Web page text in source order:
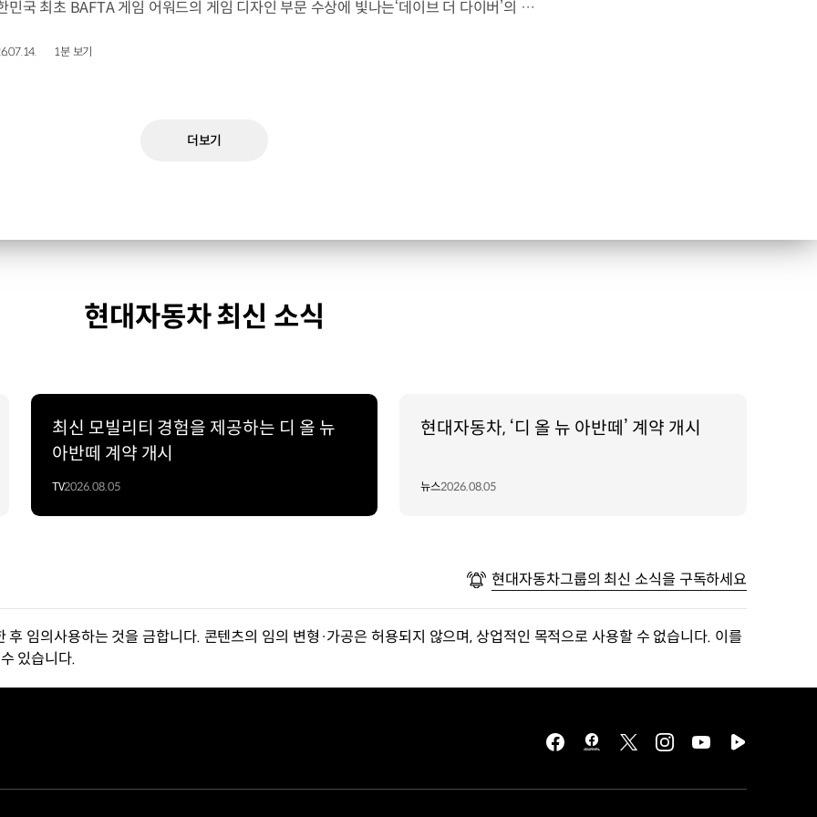
대한민국 최초 BAFTA 게임 어워드의 게임 디자인 부문 수상에 빛나는‘데이브 더 다이버’의 최신 DLC에 포니 픽업이 등장합니다.데이브 더 다이버 - 인 더 정글 속 포니 픽업의 활약을 체험해 보세요. Steam, Nintendo Switch 2 Nintendo Switch, PS5 PS4, Xbox Series X|S, Epic Games Store에서 만나 볼 수 있습니다. #현대자동차 #데이브더다이버 #인더정글 #민트로켓 #게임콜라보 #포니픽업 #포니 유튜브 쇼츠 보기 >
1분 보기
더보기
현대자동차 최신 소식
최신 모빌리티 경험을 제공하는 디 올 뉴
아반떼 계약 개시
TV2026.08.05
현대자동차, ‘디 올 뉴 아반떼’ 계약 개시
뉴스2026.08.05
현대자동차그룹의 최신 소식을 구독하세요
임의사용하는 것을 금합니다. 콘텐츠의 임의 변형·가공은 허용되지 않으며, 상업적인 목적으로 사용할 수 없습니다. 이를
있습니다.
facebook
hmg
facebook
twitterinstagramyoutubenaver